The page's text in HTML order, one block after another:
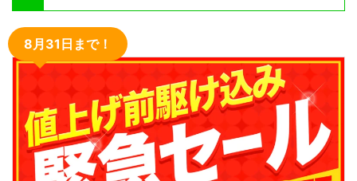
8月31日まで！